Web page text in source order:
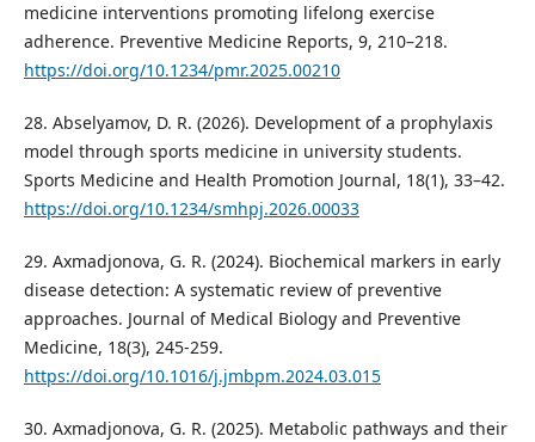
medicine interventions promoting lifelong exercise
adherence. Preventive Medicine Reports, 9, 210–218.
https://doi.org/10.1234/pmr.2025.00210
28. Abselyamov, D. R. (2026). Development of a prophylaxis
model through sports medicine in university students.
Sports Medicine and Health Promotion Journal, 18(1), 33–42.
https://doi.org/10.1234/smhpj.2026.00033
29. Axmadjonova, G. R. (2024). Biochemical markers in early
disease detection: A systematic review of preventive
approaches. Journal of Medical Biology and Preventive
Medicine, 18(3), 245-259.
https://doi.org/10.1016/j.jmbpm.2024.03.015
30. Axmadjonova, G. R. (2025). Metabolic pathways and their